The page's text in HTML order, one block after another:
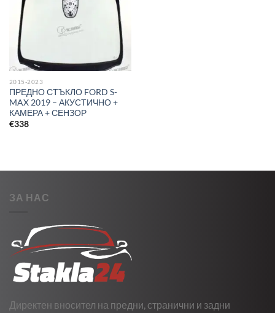
2015-2023
ПРЕДНО СТЪКЛО FORD S-
MAX 2019 – АКУСТИЧНО +
КАМЕРА + СЕНЗОР
€338
ЗА НАС
Директен вносител на предни, странични и задни